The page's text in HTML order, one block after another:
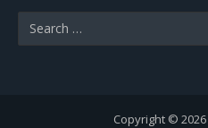
Copyright © 2026